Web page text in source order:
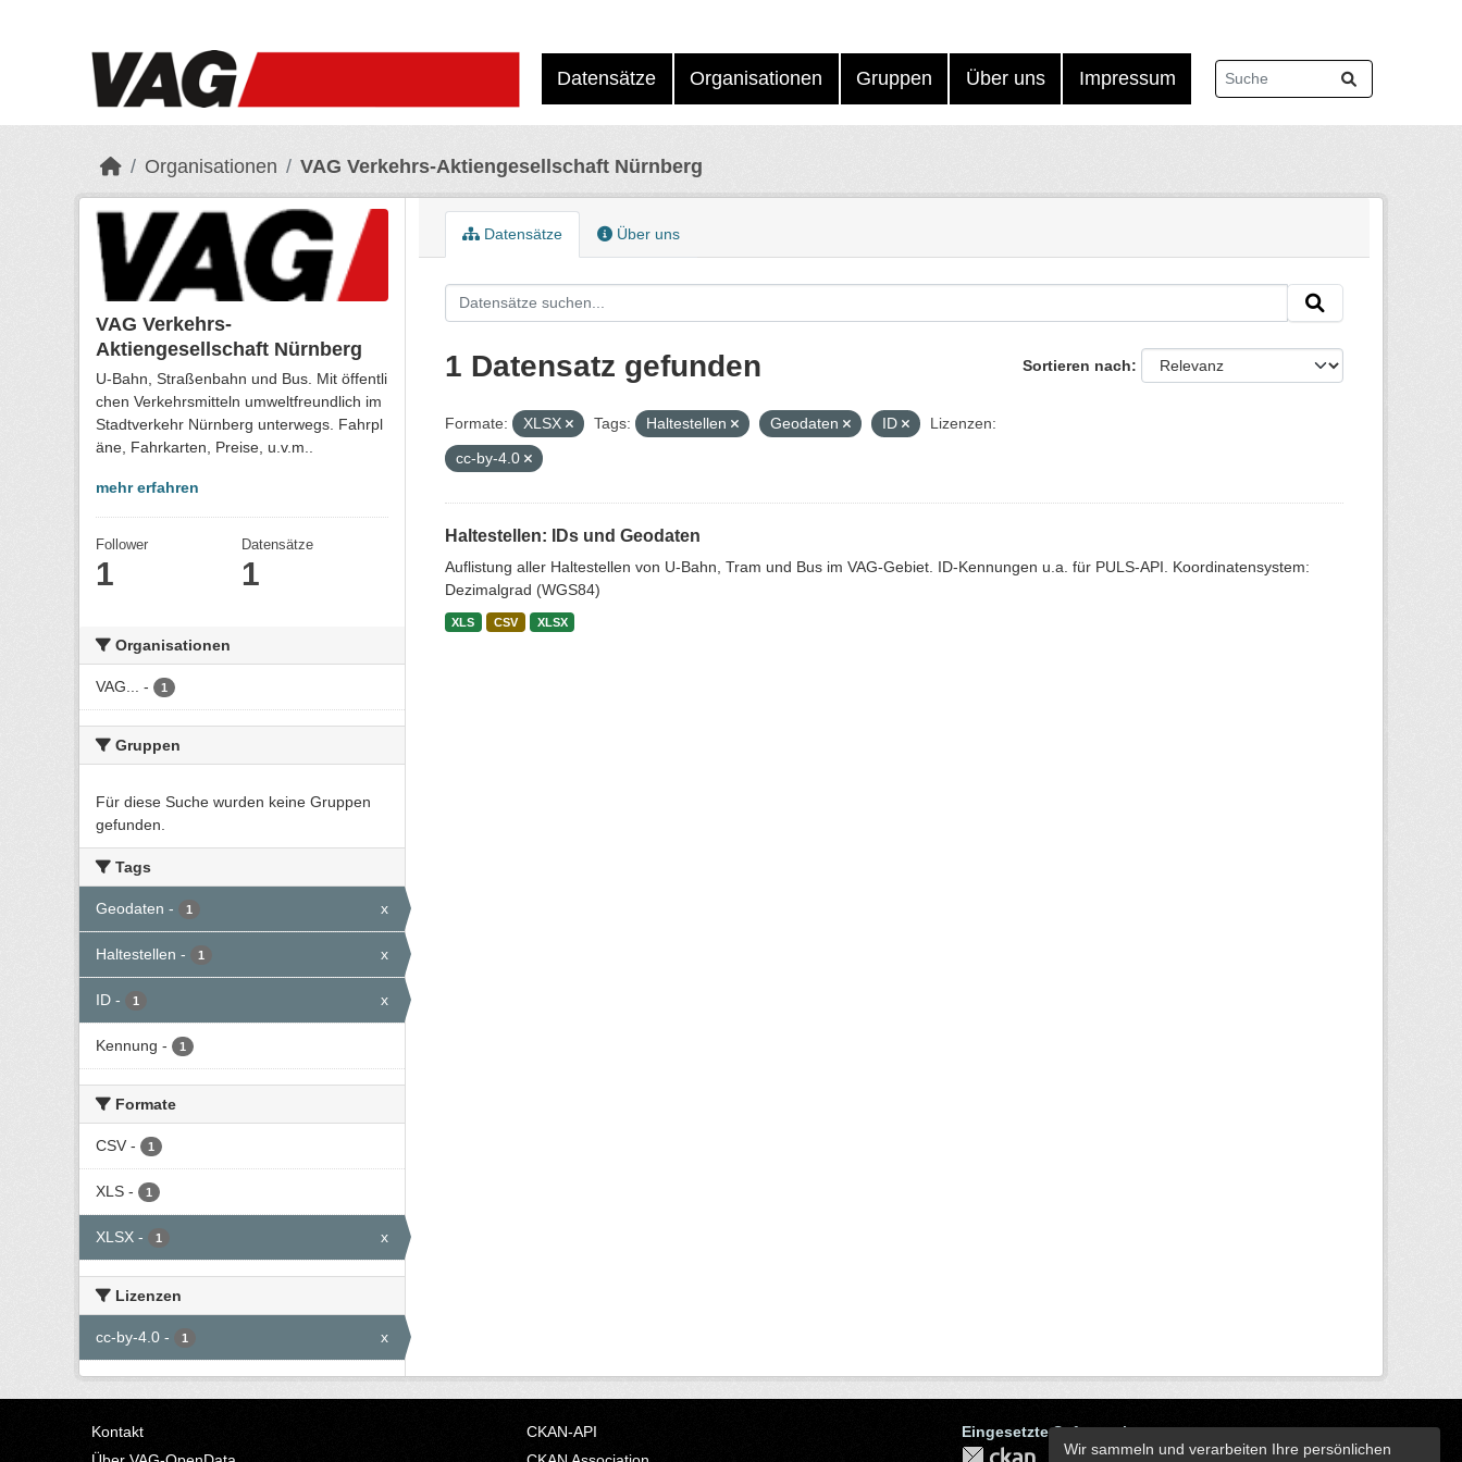
Datensätze Organisationen Gruppen Über uns Impressum
Organisationen VAG Verkehrs-Aktiengesellschaft Nürnberg
VAG Verkehrs-
Aktiengesellschaft Nürnberg
U-Bahn, Straßenbahn und Bus. Mit öffentli
chen Verkehrsmitteln umweltfreundlich im
Stadtverkehr Nürnberg unterwegs. Fahrpl
äne, Fahrkarten, Preise, u.v.m..
mehr erfahren
Follower
1
Datensätze
1
Organisationen
VAG... - 1
Gruppen
Für diese Suche wurden keine Gruppen
gefunden.
Tags
Geodaten - 1 x
Haltestellen - 1 x
ID - 1 x
Kennung - 1
Formate
CSV - 1
XLS - 1
XLSX - 1 x
Lizenzen
cc-by-4.0 - 1 x
Datensätze Über uns
Sortieren nach
1 Datensatz gefunden
Formate: XLSX Tags: Haltestellen Geodaten ID
Lizenzen:
cc-by-4.0
Haltestellen: IDs und Geodaten
Auflistung aller Haltestellen von U-Bahn, Tram und Bus im VAG-Gebiet. ID-Kennungen u.a. für PULS-API. Koordinatensystem:
Dezimalgrad (WGS84)
XLS CSV XLSX
Kontakt
CKAN-API
Eingesetzte Software ist
Wir sammeln und verarbeiten Ihre persönlichen